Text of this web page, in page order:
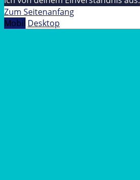
Zum Seitenanfang
Mobil Desktop